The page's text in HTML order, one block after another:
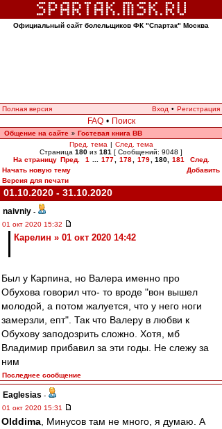
Официальный сайт болельщиков ФК "Спартак" Москва
Полная версия Вход • Регистрация
FAQ • Поиск
Общение на сайте » Гостевая книга ВВ
Пред. тема | След. тема
Страница 180 из 181 [ Сообщений: 9048 ]
На страницу Пред. 1 177 178 179 180, 181
След.
Начать новую тему
Добавить
Версия для печати
01.10.2020 - 31.10.2020
naivniy -
01 окт 2020 15:32
Карелин » 01 окт 2020 14:42
Был у Карпина, но Валера именно про
Обухова говорил что- то вроде "вон вышел
молодой, а потом жалуется, что у него ноги
замерзли, епт". Так что Валеру в любви к
Обухову заподозрить сложно. Хотя, мб
Владимир прибавил за эти годы. Не слежу за
ним
Последнее сообщение
Eaglesias -
01 окт 2020 15:31
Olddima , Минусов там не много, я думаю. А